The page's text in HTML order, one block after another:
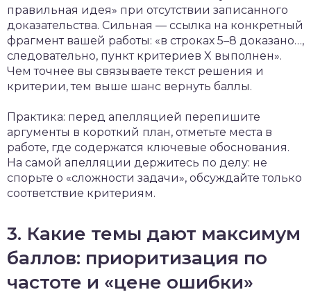
правильная идея» при отсутствии записанного
доказательства. Сильная — ссылка на конкретный
фрагмент вашей работы: «в строках 5–8 доказано…,
следовательно, пункт критериев X выполнен».
Чем точнее вы связываете текст решения и
критерии, тем выше шанс вернуть баллы.
Практика: перед апелляцией перепишите
аргументы в короткий план, отметьте места в
работе, где содержатся ключевые обоснования.
На самой апелляции держитесь по делу: не
спорьте о «сложности задачи», обсуждайте только
соответствие критериям.
3. Какие темы дают максимум
баллов: приоритизация по
частоте и «цене ошибки»